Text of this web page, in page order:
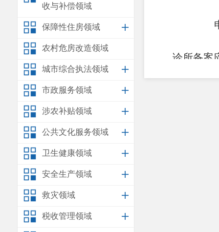
收与补偿领域
保障性住房领域
农村危房改造领域
城市综合执法领域
市政服务领域
涉农补贴领域
公共文化服务领域
卫生健康领域
安全生产领域
救灾领域
税收管理领域
诊所备案